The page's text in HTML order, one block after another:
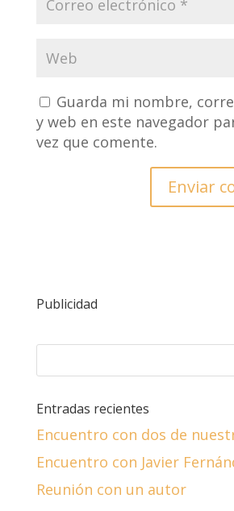
Guarda mi nombre,
y web en este navegador
vez que comente.
Publicidad
Entradas recientes
Encuentro con dos de
Encuentro con Javier
Reunión con un autor